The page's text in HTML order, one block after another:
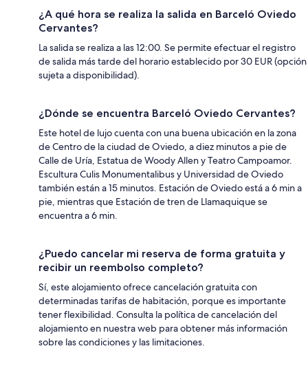
¿A qué hora se realiza la salida en Barceló Oviedo
Cervantes?
La salida se realiza a las 12:00. Se permite efectuar el registro
de salida más tarde del horario establecido por 30 EUR (opción
sujeta a disponibilidad).
¿Dónde se encuentra Barceló Oviedo Cervantes?
Este hotel de lujo cuenta con una buena ubicación en la zona
de Centro de la ciudad de Oviedo, a diez minutos a pie de
Calle de Uría, Estatua de Woody Allen y Teatro Campoamor.
Escultura Culis Monumentalibus y Universidad de Oviedo
también están a 15 minutos. Estación de Oviedo está a 6 min a
pie, mientras que Estación de tren de Llamaquique se
encuentra a 6 min.
¿Puedo cancelar mi reserva de forma gratuita y
recibir un reembolso completo?
Sí, este alojamiento ofrece cancelación gratuita con
determinadas tarifas de habitación, porque es importante
tener flexibilidad. Consulta la política de cancelación del
alojamiento en nuestra web para obtener más información
sobre las condiciones y las limitaciones.